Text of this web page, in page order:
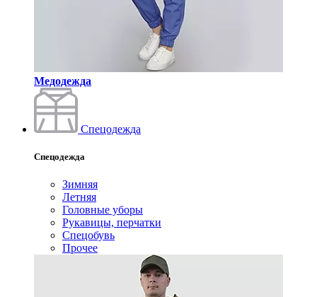
Медодежда
Спецодежда
Спецодежда
Зимняя
Летняя
Головные уборы
Рукавицы, перчатки
Спецобувь
Прочее